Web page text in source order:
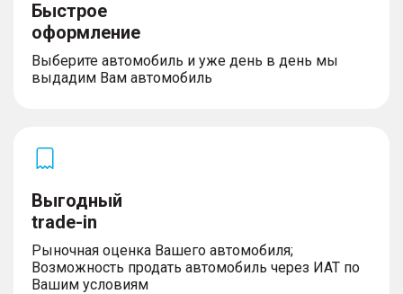
Быстрое
оформление
Выберите автомобиль и уже день в день мы
выдадим Вам автомобиль
Выгодный
trade-in
Рыночная оценка Вашего автомобиля;
Возможность продать автомобиль через ИАТ по
Вашим условиям